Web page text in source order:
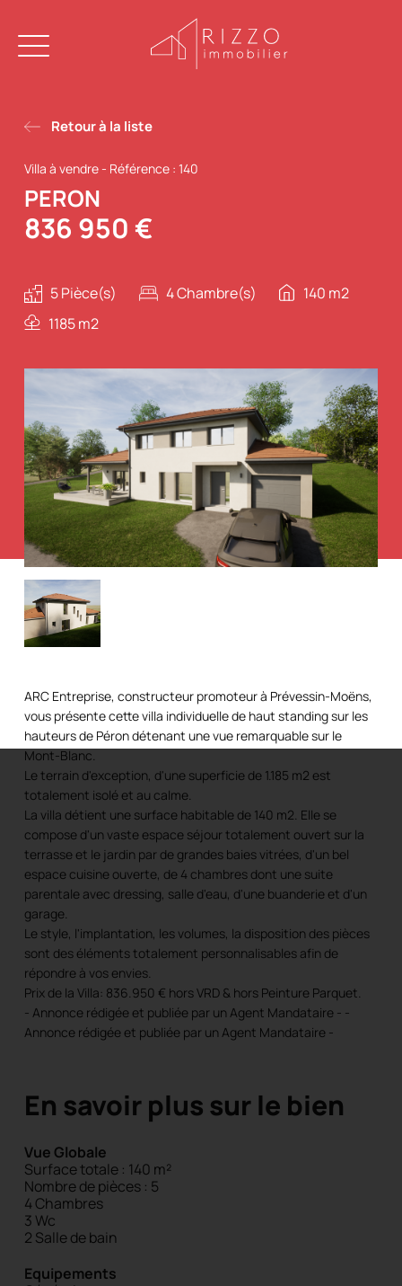
Retour à la liste
Villa à vendre- Référence : 140
PERON
836 950 €
5 Pièce(s) 4 Chambre(s)
140 m2
1185 m2
ARC Entreprise, constructeur promoteur à Prévessin-Moëns,
vous présente cette villa individuelle de haut standing sur les
hauteurs de Péron détenant une vue remarquable sur le
Mont-Blanc.
Le terrain d'exception, d'une superficie de 1.185 m2 est
totalement isolé et au calme.
La villa détient une surface habitable de 140 m2. Elle se
compose d'un vaste espace séjour totalement ouvert sur la
terrasse et le jardin par de grandes baies vitrées, d'un bel
espace cuisine ouverte, de 4 chambres dont une suite
parentale avec dressing, salle d'eau, d'une buanderie et d'un
garage.
Le style, l'implantation, les volumes, la disposition des pièces
sont des éléments totalement personnalisables afin de
répondre à vos envies.
Prix de la Villa: 836.950 € hors VRD & hors Peinture Parquet.
- Annonce rédigée et publiée par un Agent Mandataire - -
Annonce rédigée et publiée par un Agent Mandataire -
En savoir plus sur le bien
Vue Globale
Surface totale : 140 m²
Nombre de pièces : 5
4 Chambres
3 Wc
2 Salle de bain
Equipements